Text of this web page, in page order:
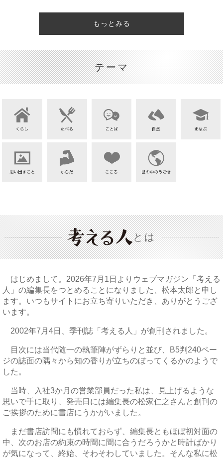
もっとみる
テーマ
とは
はじめまして。2026年7月1日よりウェブマガジン「考える
人」の編集長をつとめることになりました、松本太郎と申し
ます。いつもサイトにお立ち寄りいただき、ありがとうござ
います。
2002年7月4日、季刊誌「考える人」が創刊されました。
目次には当代随一の執筆陣がずらりと並び、B5判240ペー
ジの誌面の隅々から知の香りが立ちのぼってくるかのようで
した。
当時、入社3か月の営業部員だった私は、見上げるような
思いで手に取り、発売日には編集長の松家仁之さんと創刊の
ご挨拶のために書店にうかがいました。
まだ書店訪問にも慣れておらず、編集長ともほぼ初対面の
中、次のお店の約束の時間に間に合うだろうかと時計ばかり
が気になって、終始、そわそわしていました。そんな私に松